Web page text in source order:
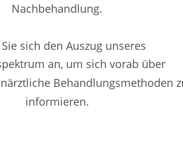
Nachbehandlung.
sich den Auszug unseres
an, um sich vorab über
Behandlungsmethoden
informieren.